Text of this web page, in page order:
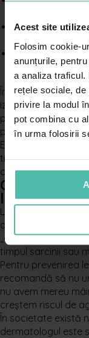
Acest site
Folosim cookie-
anunțurile,
a analiza traficul.
rețele sociale,
privire la modul
pot combina cu
în urma folosirii
Ce fel de
Ce impact are
coșurilor?
În cazul
izolare socială
poate sugera
poate îndruma
Este important de
timp cât menținem
corectă.
Ce spune
la adulți?
La adulți,
apariția coșurilor.
„acnee ciclică”,
timpul sarcinii sau
Pentru prevenirea
recomandă să nu
nu avem mereu
creștem riscul de
În societate există
dermatologul este